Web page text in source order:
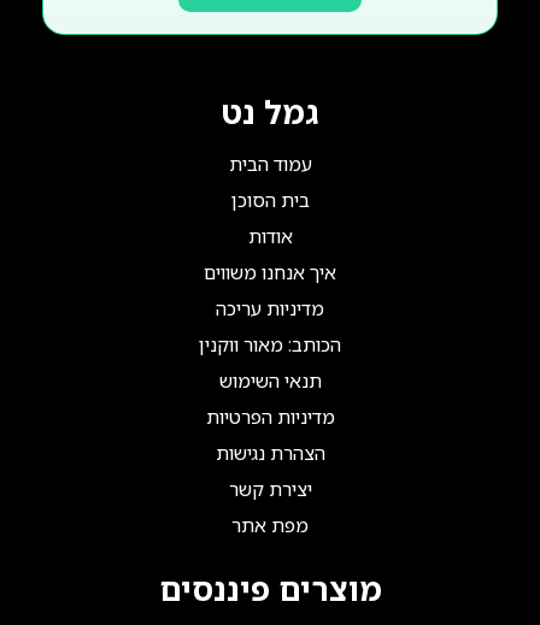
גמל נט
עמוד הבית
בית הסוכן
אודות
איך אנחנו משווים
מדיניות עריכה
הכותב: מאור ווקנין
תנאי השימוש
מדיניות הפרטיות
הצהרת נגישות
יצירת קשר
מפת אתר
מוצרים פיננסים